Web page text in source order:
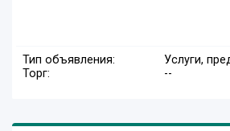
Тип объявления:
Услуги,
Торг:
--